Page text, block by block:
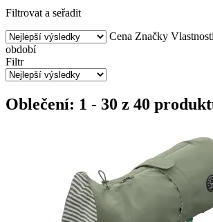
Filtrovat a seřadit
Cena Značky Vlastnosti
období
Filtr
Oblečení: 1 - 30 z 40